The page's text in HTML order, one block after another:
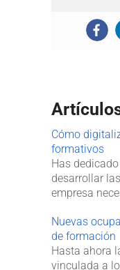
Cómo
formativos
Has
desarrollar
empresa
Nuevas
de formación
Hasta ahora
vinculada a